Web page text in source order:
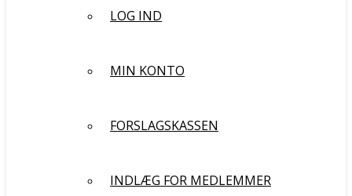
LOG IND
MIN KONTO
FORSLAGSKASSEN
INDLÆG FOR MEDLEMMER